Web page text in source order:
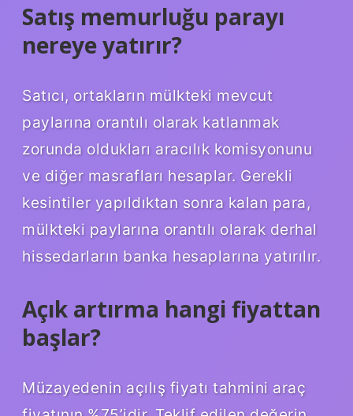
Satış memurluğu parayı
nereye yatırır?
Satıcı, ortakların mülkteki mevcut
paylarına orantılı olarak katlanmak
zorunda oldukları aracılık komisyonunu
ve diğer masrafları hesaplar. Gerekli
kesintiler yapıldıktan sonra kalan para,
mülkteki paylarına orantılı olarak derhal
hissedarların banka hesaplarına yatırılır.
Açık artırma hangi fiyattan
başlar?
Müzayedenin açılış fiyatı tahmini araç